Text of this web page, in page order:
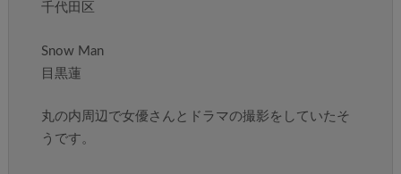
千代田区
Snow Man
目黒蓮
丸の内周辺で女優さんとドラマの撮影をしていたそ
うです。